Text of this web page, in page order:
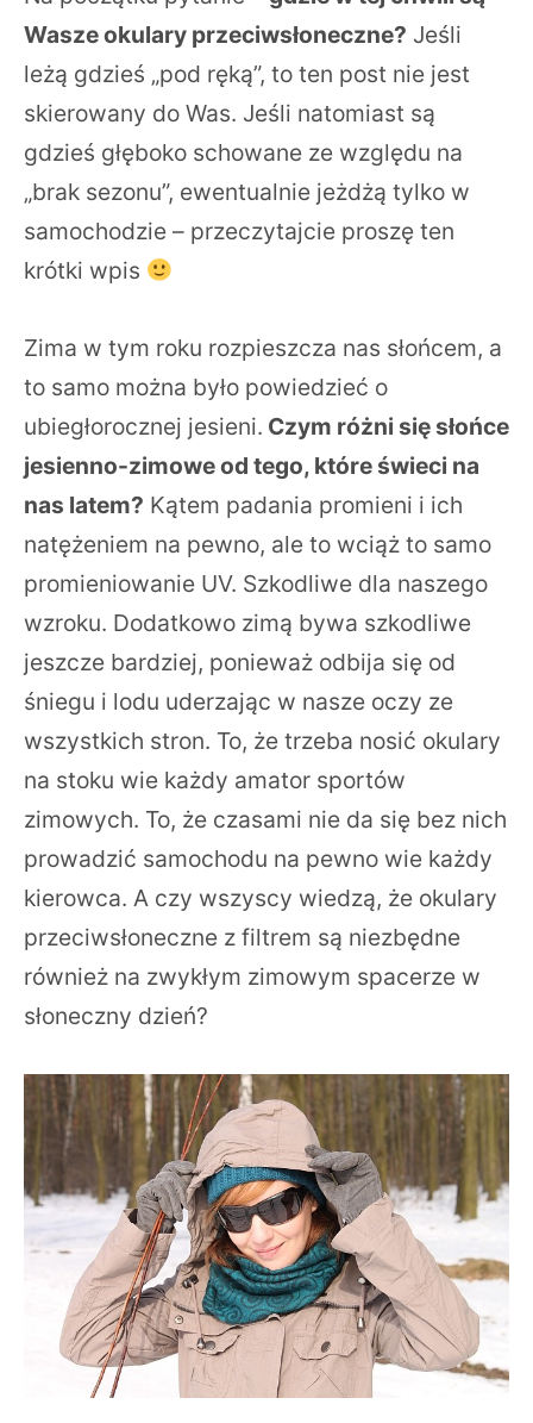
Wasze okulary przeciwsłoneczne? Jeśli
leżą gdzieś „pod ręką”, to ten post nie jest
skierowany do Was. Jeśli natomiast są
gdzieś głęboko schowane ze względu na
„brak sezonu”, ewentualnie jeżdżą tylko w
samochodzie – przeczytajcie proszę ten
krótki wpis
Zima w tym roku rozpieszcza nas słońcem, a
to samo można było powiedzieć o
ubiegłorocznej jesieni. Czym różni się słońce
jesienno-zimowe od tego, które świeci na
nas latem? Kątem padania promieni i ich
natężeniem na pewno, ale to wciąż to samo
promieniowanie UV. Szkodliwe dla naszego
wzroku. Dodatkowo zimą bywa szkodliwe
jeszcze bardziej, ponieważ odbija się od
śniegu i lodu uderzając w nasze oczy ze
wszystkich stron. To, że trzeba nosić okulary
na stoku wie każdy amator sportów
zimowych. To, że czasami nie da się bez nich
prowadzić samochodu na pewno wie każdy
kierowca. A czy wszyscy wiedzą, że okulary
przeciwsłoneczne z filtrem są niezbędne
również na zwykłym zimowym spacerze w
słoneczny dzień?